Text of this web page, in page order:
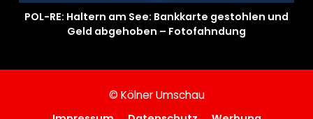
POL-RE: Haltern am See: Bankkarte gestohlen und
Geld abgehoben – Fotofahndung
© Kölner Umschau